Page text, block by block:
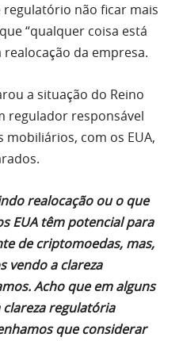
não ficar mais
“qualquer coisa está
da empresa.
a situação do Reino
regulador responsável
com os EUA,
realocação ou o que
EUA têm potencial para
de criptomoedas, mas,
vendo a clareza
Acho que em alguns
regulatória
que considerar